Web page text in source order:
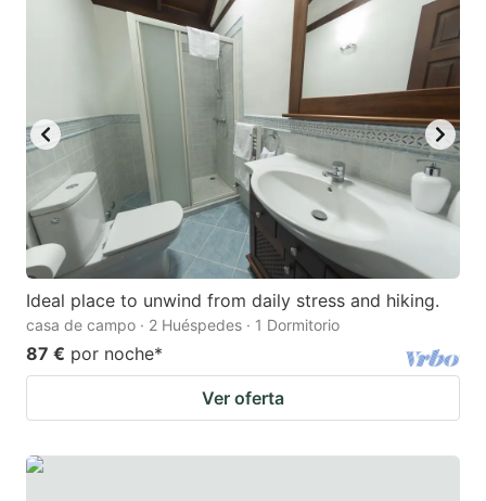
Ideal place to unwind from daily stress and hiking.
casa de campo · 2 Huéspedes · 1 Dormitorio
87 € por noche*
Ver oferta